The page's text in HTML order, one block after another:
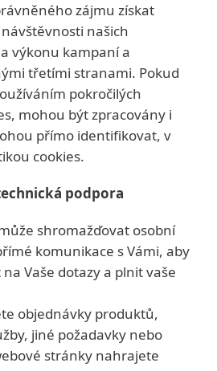
zájmu získat
našich
výkonu kampaní a
třetími stranami. Pokud
pokročilých
mohou být zpracovány i
přímo identifikovat, v
cookies.
podpora
shromažďovat osobní
komunikace s Vámi, aby
Vaše dotazy a plnit vaše
objednávky produktů,
jiné požadavky nebo
stránky nahrajete